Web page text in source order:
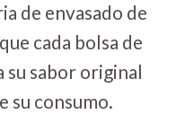
de envasado de
cada bolsa de
sabor original
su consumo.